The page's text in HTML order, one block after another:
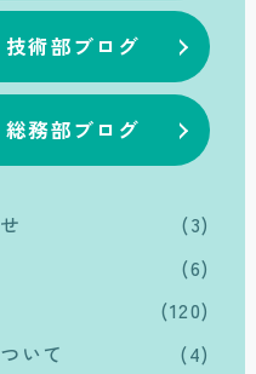
技術部ブログ
総務部ブログ
(3)
(6)
(120)
いて
(4)